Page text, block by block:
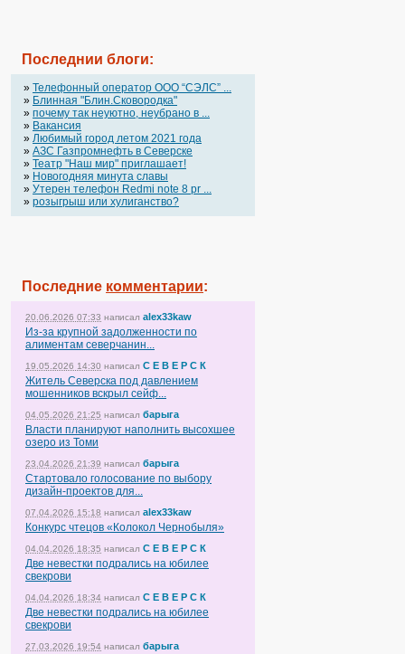
Последнии блоги:
» Телефонный оператор OOO “СЭЛС” ...
» Блинная "Блин.Сковородка"
» почему так неуютно, неубрано в ...
» Вакансия
» Любимый город летом 2021 года
» АЗС Газпромнефть в Северске
» Театр "Наш мир" приглашает!
» Новогодняя минута славы
» Утерен телефон Redmi note 8 pr ...
» розыгрыш или хулиганство?
Последние комментарии:
20.06.2026 07:33 написал alex33kaw
Из-за крупной задолженности по
алиментам северчанин...
19.05.2026 14:30 написал С Е В Е Р С К
Житель Северска под давлением
мошенников вскрыл сейф...
04.05.2026 21:25 написал барыга
Власти планируют наполнить высохшее
озеро из Томи
23.04.2026 21:39 написал барыга
Стартовало голосование по выбору
дизайн-проектов для...
07.04.2026 15:18 написал alex33kaw
Конкурс чтецов «Колокол Чернобыля»
04.04.2026 18:35 написал С Е В Е Р С К
Две невестки подрались на юбилее
свекрови
04.04.2026 18:34 написал С Е В Е Р С К
Две невестки подрались на юбилее
свекрови
27.03.2026 19:54 написал барыга